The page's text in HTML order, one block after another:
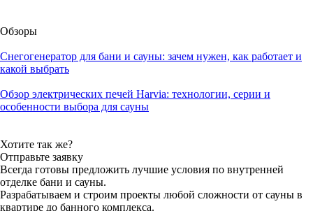
Обзоры
Снегогенератор для бани и сауны: зачем нужен, как работает и
какой выбрать
Обзор электрических печей Harvia: технологии, серии и
особенности выбора для сауны
Хотите так же?
Отправьте заявку
Всегда готовы предложить лучшие условия по внутренней
отделке бани и сауны.
Разрабатываем и строим проекты любой сложности от сауны в
квартире до банного комплекса.